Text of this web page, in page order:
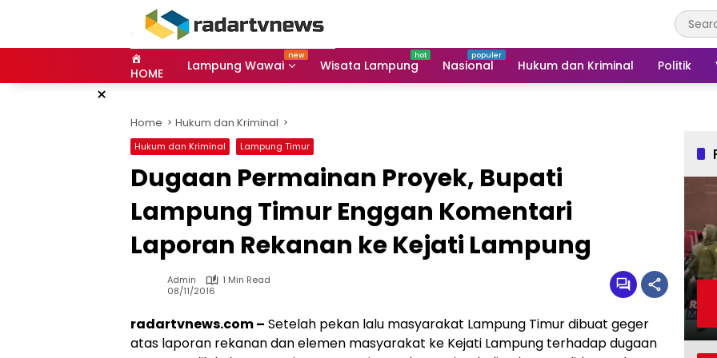
HOME Lampung Wawai Wisata Lampung Nasional Hukum dan Kriminal Politik
×
Home Hukum dan Kriminal
Hukum dan Kriminal Lampung Timur
Dugaan Permainan Proyek, Bupati
Lampung Timur Enggan Komentari
Laporan Rekanan ke Kejati Lampung
Admin
1 Min Read
08/11/2016
radartvnews.com – Setelah pekan lalu masyarakat Lampung Timur dibuat geger
atas laporan rekanan dan elemen masyarakat ke Kejati Lampung terhadap dugaan